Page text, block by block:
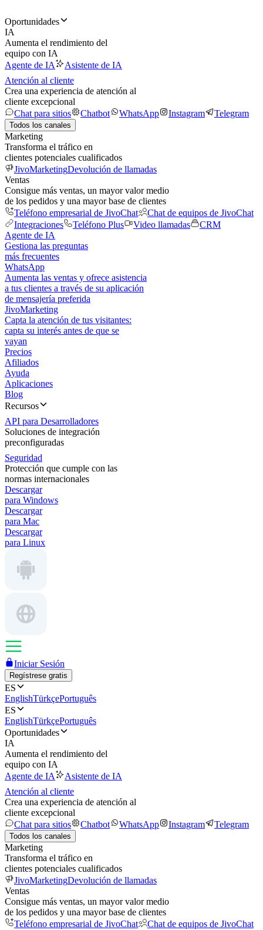
Oportunidades
IA
Aumenta el rendimiento del
equipo con IA
Agente de IA
Asistente de IA
Atención al cliente
Crea una experiencia de atención al
cliente excepcional
Chat para sitios
Chatbot WhatsApp Instagram Telegram
Todos los canales
Marketing
Transforma el tráfico en
clientes potenciales cualificados
JivoMarketingDevolución de llamadas
Ventas
Consigue más ventas, un mayor valor medio
de los pedidos y una mayor base de clientes
Teléfono empresarial de JivoChat
Chat de equipos de JivoChat
Integraciones
Teléfono Plus Video llamadas
CRM
Agente de IA
Gestiona las preguntas
más frecuentes
WhatsApp
Aumenta las ventas y ofrece asistencia
a tus clientes a través de su aplicación
de mensajería preferida
JivoMarketing
Capta la atención de tus visitantes:
capta su interés antes de que se
vayan
Precios
Afiliados
Ayuda
Aplicaciones
Blog
Recursos
API para Desarrolladores
Soluciones de integración
preconfiguradas
Seguridad
Protección que cumple con las
normas internacionales
Descargar
para Windows
Descargar
para Mac
Descargar
para Linux
Iniciar Sesión
Regístrese gratis
ES
EnglishTürkçePortuguês
ES
EnglishTürkçePortuguês
Oportunidades
IA
Aumenta el rendimiento del
equipo con IA
Agente de IA
Asistente de IA
Atención al cliente
Crea una experiencia de atención al
cliente excepcional
Chat para sitios
Chatbot WhatsApp Instagram Telegram
Todos los canales
Marketing
Transforma el tráfico en
clientes potenciales cualificados
JivoMarketingDevolución de llamadas
Ventas
Consigue más ventas, un mayor valor medio
de los pedidos y una mayor base de clientes
Teléfono empresarial de JivoChat
Chat de equipos de JivoChat